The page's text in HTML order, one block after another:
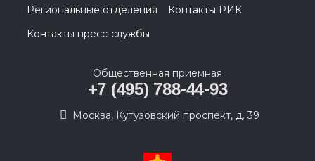
Региональные отделения
Контакты РИК
Контакты пресс-службы
Общественная приемная
+7 (495) 788-44-93
Москва, Кутузовский проспект, д. 39